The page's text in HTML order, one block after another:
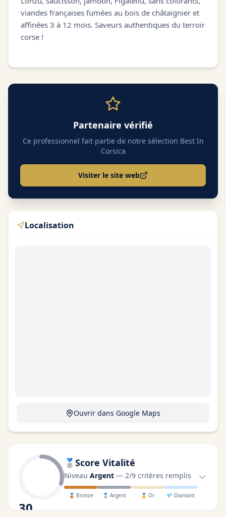
viandes françaises fumées au bois de châtaignier et
affinées 3 à 12 mois. Saveurs authentiques du terroir
corse !
Partenaire vérifié
Ce professionnel fait partie de notre sélection Best In
Corsica
Visiter le site web
Localisation
Ouvrir dans Google Maps
30
🥈 Score Vitalité
Niveau Argent — 2/9 critères remplis
🥉 Bronze 🥈 Argent 🥇 Or 💎 Diamant